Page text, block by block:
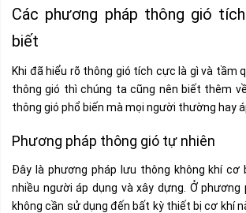
Các phương pháp thông gió
biết
Khi đã hiểu rõ thông gió tích cực là gì và tầm
thông gió thì chúng ta cũng nên biết thêm
thông gió phổ biến mà mọi người thường hay
Phương pháp thông gió tự nhiên
Đây là phương pháp lưu thông không khí cơ
nhiều người áp dụng và xây dựng. Ở phương
không cần sử dụng đến bất kỳ thiết bị cơ khí